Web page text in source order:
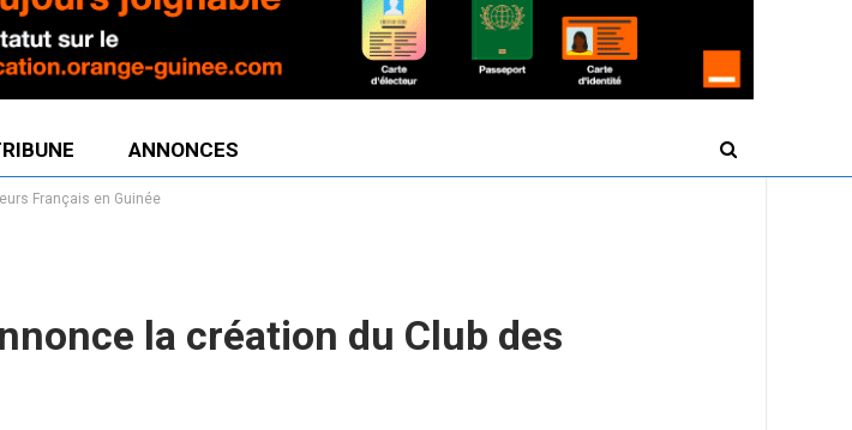
ANNONCES
Français en Guinée
la création du Club des